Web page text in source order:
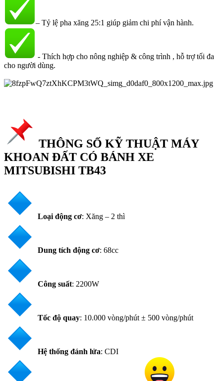
– Tỷ lệ pha xăng 25:1 giúp giảm chi phí vận hành.
- Thích hợp cho nông nghiệp & công trình , hỗ trợ tối đa
cho người dùng.
THÔNG SỐ KỸ THUẬT MÁY
KHOAN ĐẤT CÓ BÁNH XE
MITSUBISHI TB43
Loại động cơ: Xăng – 2 thì
Dung tích động cơ: 68cc
Công suất: 2200W
Tốc độ quay: 10.000 vòng/phút ± 500 vòng/phút
Hệ thống đánh lửa: CDI